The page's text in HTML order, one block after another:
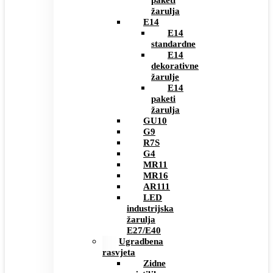
žarulja
E14
E14
standardne
E14
dekorativne
žarulje
E14
paketi
žarulja
GU10
G9
R7S
G4
MR11
MR16
AR111
LED
industrijska
žarulja
E27/E40
Ugradbena
rasvjeta
Zidne